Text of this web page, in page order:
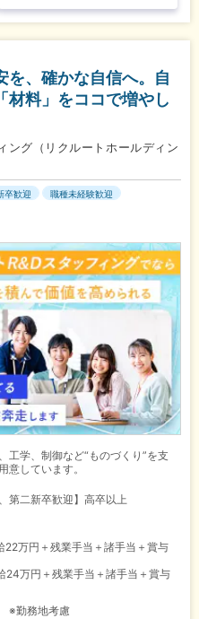
を、確かな自信へ。自
材料」をココで増やし
ング（リクルートホールディン
卒歓迎
職種未経験歓迎
工学、制御など“ものづくり”を支
意しています。
第二新卒歓迎】高卒以上
22万円＋残業手当＋諸手当＋賞与
24万円＋残業手当＋諸手当＋賞与
※勤務地考慮